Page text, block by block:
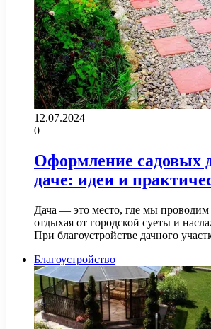
12.07.2024
0
Оформление садовых
даче: идеи и
Дача — это место, где мы
отдыхая от городской суеты и
При благоустройстве дачного
Благоустройство